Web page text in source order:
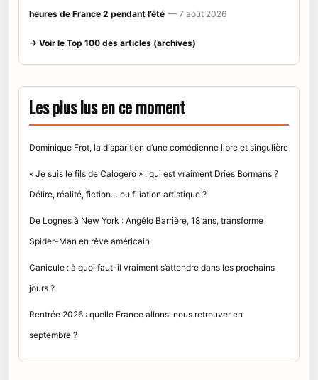
heures de France 2 pendant l’été — 7 août 2026
→ Voir le Top 100 des articles (archives)
Les plus lus en ce moment
Dominique Frot, la disparition d’une comédienne libre et singulière
« Je suis le fils de Calogero » : qui est vraiment Dries Bormans ?
Délire, réalité, fiction… ou filiation artistique ?
De Lognes à New York : Angélo Barrière, 18 ans, transforme
Spider-Man en rêve américain
Canicule : à quoi faut-il vraiment s’attendre dans les prochains
jours ?
Rentrée 2026 : quelle France allons-nous retrouver en
septembre ?